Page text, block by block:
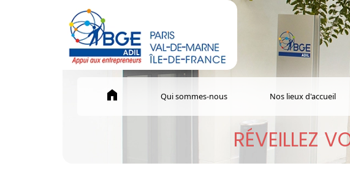
home Qui sommes-nous Nos lieux d'accueil
RÉVEILLEZ